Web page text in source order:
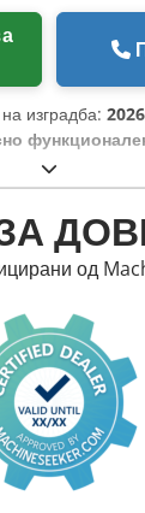
изградба: 2026
30 W
, вкупна висина:
тежина: 120 кг,
електричен,
на отвора на
150 мм
,
, максимална
фреквенција:
од